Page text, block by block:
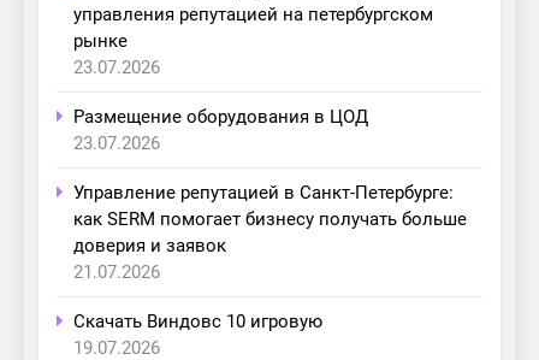
управления репутацией на петербургском
рынке
23.07.2026
Размещение оборудования в ЦОД
23.07.2026
Управление репутацией в Санкт-Петербурге:
как SERM помогает бизнесу получать больше
доверия и заявок
21.07.2026
Скачать Виндовс 10 игровую
19.07.2026